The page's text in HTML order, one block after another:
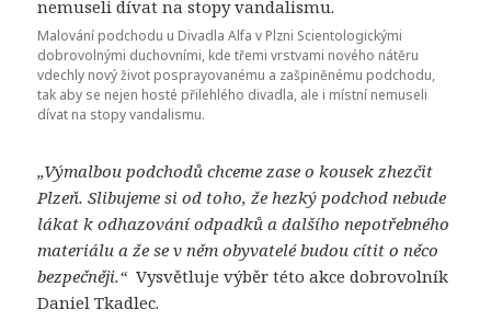
Malování podchodu u Divadla Alfa v Plzni Scientologickými
dobrovolnými duchovními, kde třemi vrstvami nového nátěru
vdechly nový život posprayovanému a zašpiněnému podchodu,
tak aby se nejen hosté přilehlého divadla, ale i místní nemuseli
dívat na stopy vandalismu.
„Výmalbou podchodů chceme zase o kousek zhezčit
Plzeň. Slibujeme si od toho, že hezký podchod nebude
lákat k odhazování odpadkůa dalšího nepotřebného
materiálu aže se v něm obyvatelébudou cítit o něco
bezpečněji.“Vysvětluje výběr této akce dobrovolník
Daniel Tkadlec.